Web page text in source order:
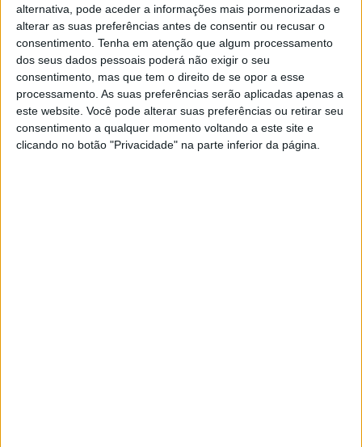
alternativa, pode aceder a informações mais pormenorizadas e
alterar as suas preferências antes de consentir ou recusar o
consentimento. Tenha em atenção que algum processamento
dos seus dados pessoais poderá não exigir o seu
consentimento, mas que tem o direito de se opor a esse
processamento. As suas preferências serão aplicadas apenas a
este website. Você pode alterar suas preferências ou retirar seu
consentimento a qualquer momento voltando a este site e
clicando no botão "Privacidade" na parte inferior da página.
Blake Baggett (2.º/2.º) está finalmente a
conseguir resultados condizentes com o seu
potencial. O piloto da KTM foi o único a
conseguir fazer frente a Cianciarulo na fase
final de ambas as corridas mas BB4 falhou o
objetivo por margens próximas dos 2
segundos.
Continuar a ler